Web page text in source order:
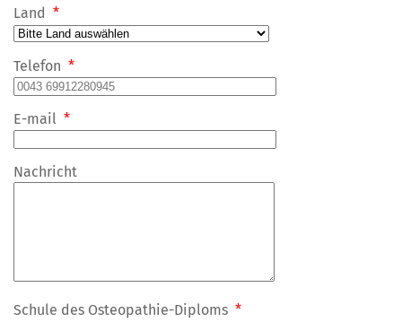
Land *
Telefon *
E-mail *
Nachricht
Schule des Osteopathie-Diploms *